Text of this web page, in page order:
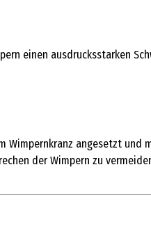
einen ausdrucksstarken
Wimpernkranz angesetzt
der Wimpern zu